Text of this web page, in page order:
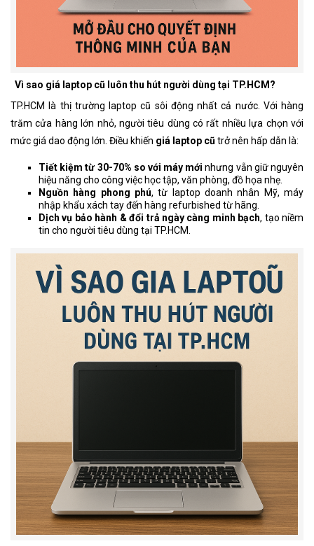
Vì sao giá laptop cũ luôn thu hút người dùng tại TP.HCM?
TP.HCM là thị trường laptop cũ sôi động nhất cả nước. Với hàng
trăm cửa hàng lớn nhỏ, người tiêu dùng có rất nhiều lựa chọn với
mức giá dao động lớn. Điều khiến giá laptop cũtrở nên hấp dẫn là:
Tiết kiệm từ 30-70% so với máy mới nhưng vẫn giữ nguyên
hiệu năng cho công việc học tập, văn phòng, đồ họa nhẹ.
Nguồn hàng phong phú, từ laptop doanh nhân Mỹ, máy
nhập khẩu xách tay đến hàng refurbished từ hãng.
Dịch vụ bảo hành & đổi trả ngày càng minh bạch, tạo niềm
tin cho người tiêu dùng tại TP.HCM.